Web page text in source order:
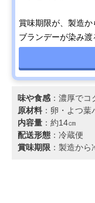
賞味期限が、製造か
ブランデーが染み渡
味や食感 ：濃厚で
原材料 ：卵・よつ
内容量 ：約14㎝
配送形態 ：冷蔵便
賞味期限 ：製造か